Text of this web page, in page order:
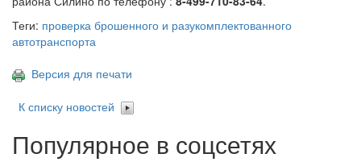
Теги: проверка брошенного и разукомплектованного
автотранспорта
Версия для печати
К списку новостей
Популярное в соцсетях